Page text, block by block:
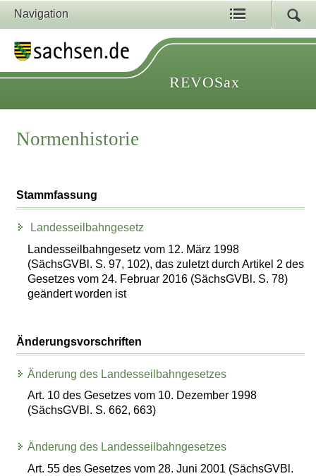
Navigation
REVOSax
Normenhistorie
Stammfassung
Landesseilbahngesetz
Landesseilbahngesetz vom 12. März 1998
(SächsGVBl. S. 97, 102), das zuletzt durch Artikel 2 des
Gesetzes vom 24. Februar 2016 (SächsGVBl. S. 78)
geändert worden ist
Änderungsvorschriften
Änderung des Landesseilbahngesetzes
Art. 10 des Gesetzes vom 10. Dezember 1998
(SächsGVBl. S. 662, 663)
Änderung des Landesseilbahngesetzes
Art. 55 des Gesetzes vom 28. Juni 2001 (SächsGVBl.